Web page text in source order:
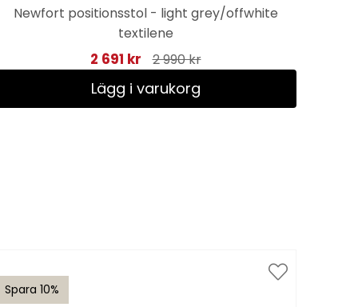
Newfort positionsstol - light grey/offwhite
textilene
2 691 kr 2 990 kr
Lägg i varukorg
Spara 10%